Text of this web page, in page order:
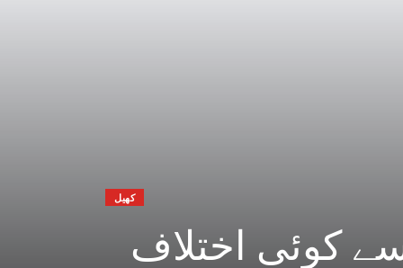
عرب امارات میں سال نو کی تقاریب منسوخ
بھارت میں محتاط رہنے کی ہدایات جاری کردیں
کھیل
کوئی اختلاف